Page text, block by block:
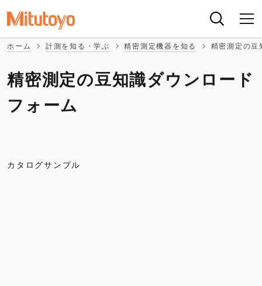
ホーム 計測を知る・学ぶ 精密測定機器を知る 精密測定の豆
精密測定の豆知識ダウンロード
フォーム
カタログサンプル